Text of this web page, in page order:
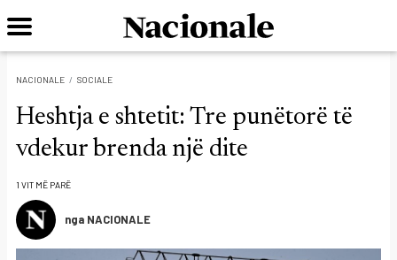
NACIONALE SOCIALE
Heshtja e shtetit: Tre punëtorë të
vdekur brenda një dite
1 VIT MË PARË
nga NACIONALE